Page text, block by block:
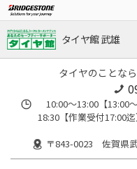
タイヤ館 武雄
タイヤのことな
10:00～13:00【13:00
18:30【作業受付17:00
〒843-0023 佐賀県